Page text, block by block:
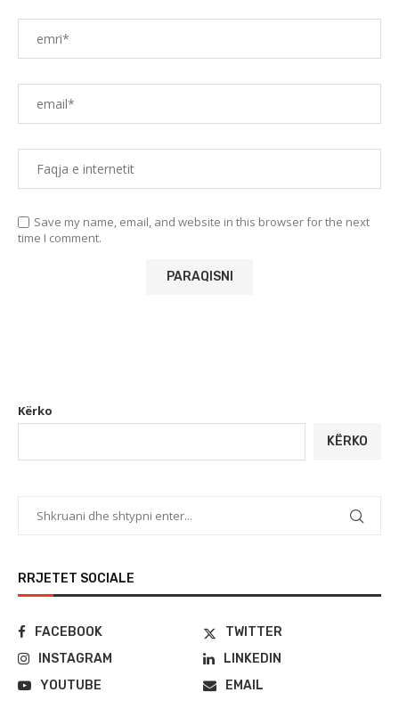
Save my name, email, and website in this browser for the next
time I comment.
Kërko
KËRKO
RRJETET SOCIALE
FACEBOOK
TWITTER
INSTAGRAM
LINKEDIN
YOUTUBE
EMAIL